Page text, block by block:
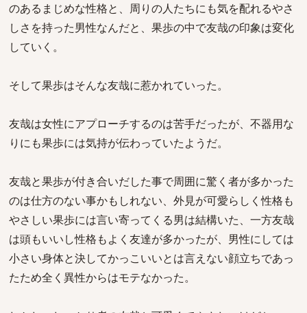
のあるまじめな性格と、周りの人たちにも気を配れるやさ
しさを持った男性なんだと、果歩の中で友哉の印象は変化
していく。
そして果歩はそんな友哉に惹かれていった。
友哉は女性にアプローチするのは苦手だったが、不器用な
りにも果歩には気持が伝わっていたようだ。
友哉と果歩が付き合いだした事で周囲に驚く者が多かった
のは仕方のない事かもしれない、外見が可愛らしく性格も
やさしい果歩には言い寄ってくる男は結構いた、一方友哉
は頭もいいし性格もよく友達が多かったが、男性にしては
小さい身体と決してかっこいいとは言えない顔立ちであっ
たため全く異性からはモテなかった。